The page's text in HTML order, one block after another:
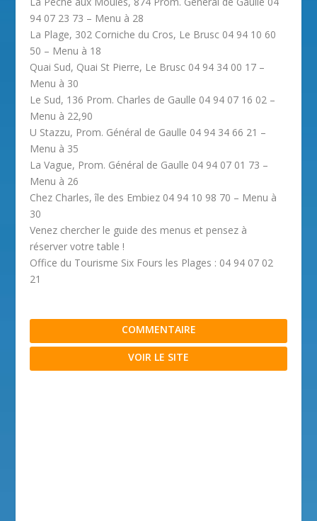
94 07 23 73 – Menu à 28
La Plage, 302 Corniche du Cros, Le Brusc 04 94 10 60
50 – Menu à 18
Quai Sud, Quai St Pierre, Le Brusc 04 94 34 00 17 –
Menu à 30
Le Sud, 136 Prom. Charles de Gaulle 04 94 07 16 02 –
Menu à 22,90
U Stazzu, Prom. Général de Gaulle 04 94 34 66 21 –
Menu à 35
La Vague, Prom. Général de Gaulle 04 94 07 01 73 –
Menu à 26
Chez Charles, île des Embiez 04 94 10 98 70 – Menu à
30
Venez chercher le guide des menus et pensez à
réserver votre table !
Office du Tourisme Six Fours les Plages : 04 94 07 02
21
COMMENTAIRE
VOIR LE SITE